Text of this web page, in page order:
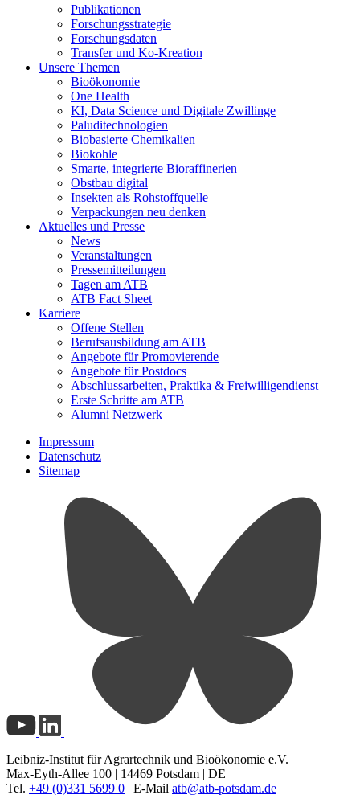
Publikationen
Forschungsstrategie
Forschungsdaten
Transfer und Ko-Kreation
Unsere Themen
Bioökonomie
One Health
KI, Data Science und Digitale Zwillinge
Paluditechnologien
Biobasierte Chemikalien
Biokohle
Smarte, integrierte Bioraffinerien
Obstbau digital
Insekten als Rohstoffquelle
Verpackungen neu denken
Aktuelles und Presse
News
Veranstaltungen
Pressemitteilungen
Tagen am ATB
ATB Fact Sheet
Karriere
Offene Stellen
Berufsausbildung am ATB
Angebote für Promovierende
Angebote für Postdocs
Abschlussarbeiten, Praktika & Freiwilligendienst
Erste Schritte am ATB
Alumni Netzwerk
Impressum
Datenschutz
Sitemap
Leibniz-Institut für Agrartechnik und Bioökonomie e.V.
Max-Eyth-Allee 100 | 14469 Potsdam | DE
Tel. +49 (0)331 5699 0 | E-Mail atb@atb-potsdam.de